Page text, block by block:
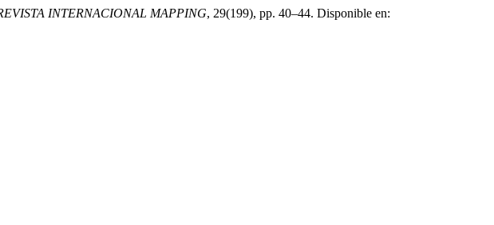
INTERNACIONAL MAPPING, 29(199), pp. 40–44. Disponible en: